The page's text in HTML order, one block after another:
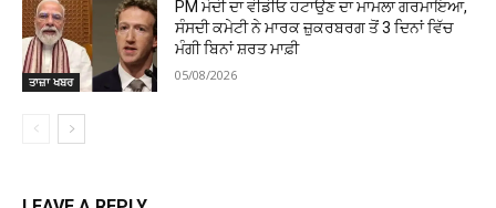
ਤਾਜ਼ਾ ਖਬਰ
PM ਮੋਦੀ ਦਾ ਵੀਡੀਓ ਹਟਾਉਣ ਦਾ ਮਾਮਲਾ ਗਰਮਾਇਆ,
ਸੰਸਦੀ ਕਮੇਟੀ ਨੇ ਮਾਰਕ ਜ਼ੁਕਰਬਰਗ ਤੋਂ 3 ਦਿਨਾਂ ਵਿੱਚ
ਮੰਗੀ ਬਿਨਾਂ ਸ਼ਰਤ ਮਾਫ਼ੀ
05/08/2026